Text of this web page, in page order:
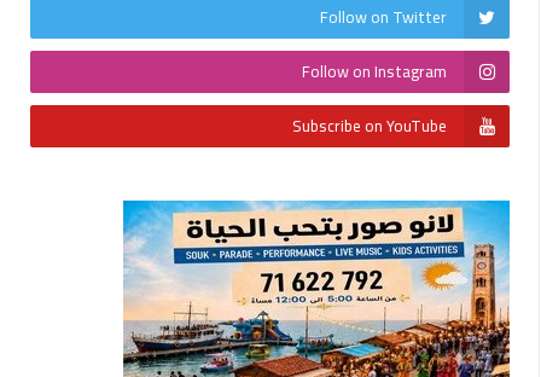
Follow on Twitter
Follow on Instagram
Subscribe on YouTube